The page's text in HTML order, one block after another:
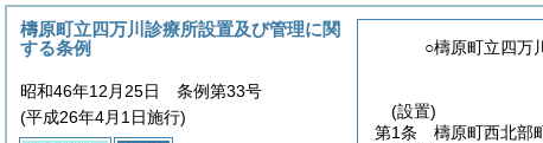
○檮原町立四万
(設置)
第1条
檮原町西北部
檮原町立四万川診療所設置及び管理に関
する条例
昭和46年12月25日 条例第33号
(平成26年4月1日施行)